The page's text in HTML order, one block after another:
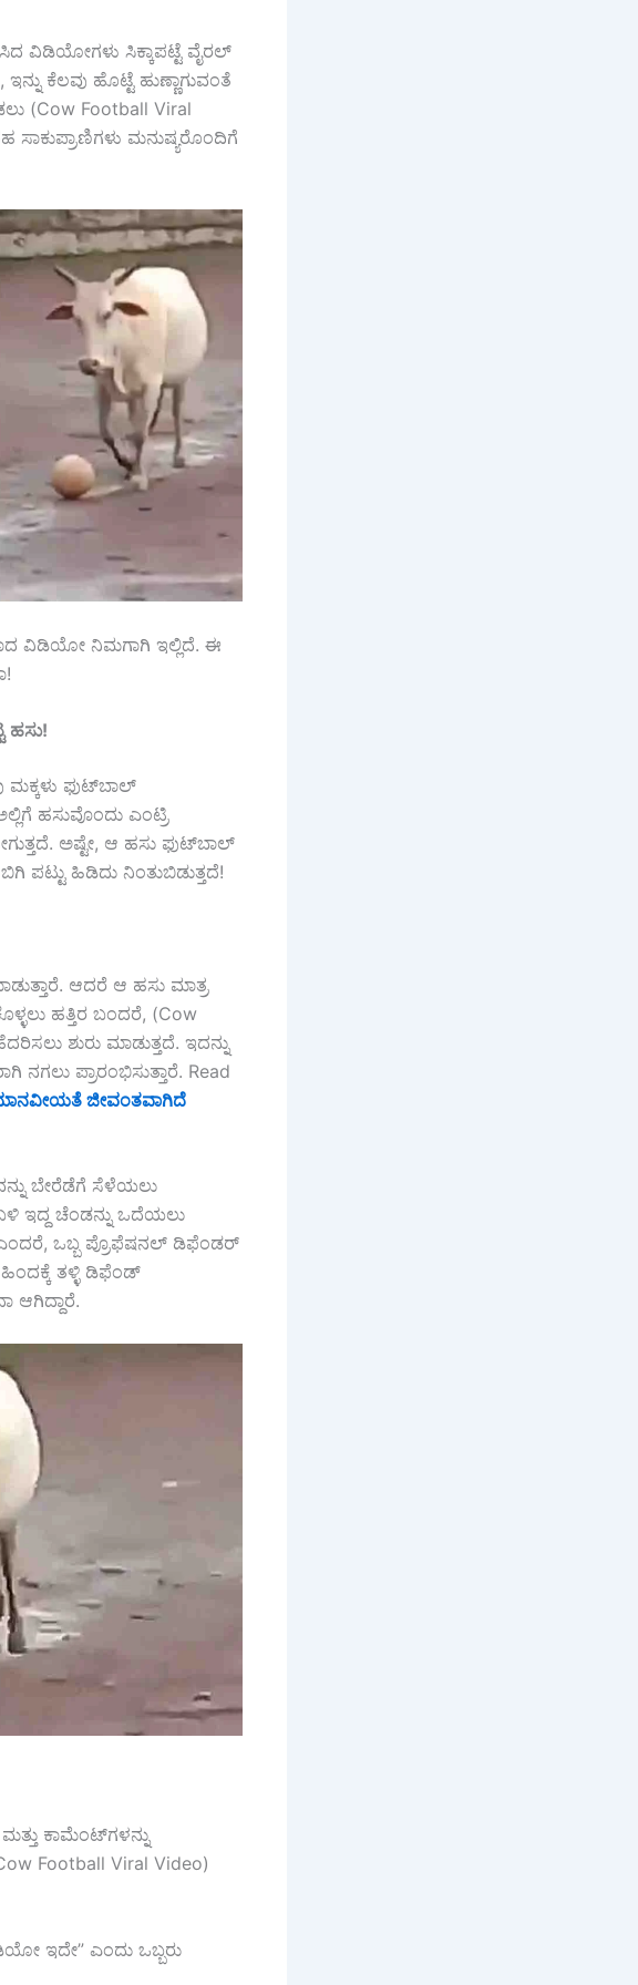
ವಿಡಿಯೋಗಳು ಸಿಕ್ಕಾಪಟ್ಟೆ ವೈರಲ್
ಕೆಲವು ಹೊಟ್ಟೆ ಹುಣ್ಣಾಗುವಂತೆ
(Cow Football Viral
ಮನುಷ್ಯರೊಂದಿಗೆ
ವಿಡಿಯೋ ನಿಮಗಾಗಿ ಇಲ್ಲಿದೆ. ಈ
ಹಸು!
ಮಕ್ಕಳು ಫುಟ್‌ಬಾಲ್
ಹಸುವೊಂದು ಎಂಟ್ರಿ
ಅಷ್ಟೇ, ಆ ಹಸು ಫುಟ್‌ಬಾಲ್
ಪಟ್ಟು ಹಿಡಿದು ನಿಂತುಬಿಡುತ್ತದೆ!
ಆದರೆ ಆ ಹಸು ಮಾತ್ರ
ಹತ್ತಿರ ಬಂದರೆ, (Cow
ಶುರು ಮಾಡುತ್ತದೆ. ಇದನ್ನು
ಪ್ರಾರಂಭಿಸುತ್ತಾರೆ. Read
ಮಾನವೀಯತೆ ಜೀವಂತವಾಗಿದೆ
ಬೇರೆಡೆಗೆ ಸೆಳೆಯಲು
ಇದ್ದ ಚೆಂಡನ್ನು ಒದೆಯಲು
ಎಂದರೆ, ಒಬ್ಬ ಪ್ರೊಫೆಷನಲ್ ಡಿಫೆಂಡರ್
ತಳ್ಳಿ ಡಿಫೆಂಡ್
ಆಗಿದ್ದಾರೆ.
ಕಾಮೆಂಟ್‌ಗಳನ್ನು
Football Viral Video)
ಇದೇ” ಎಂದು ಒಬ್ಬರು